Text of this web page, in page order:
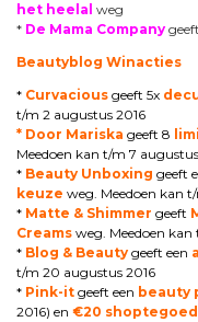
het heelal weg
* De Mama Company
Beautyblog Winacties
* Curvacious geeft 5x
t/m 2 augustus 2016
* Door Mariska geeft 8
Meedoen kan t/m 7
* Beauty Unboxing geeft
keuze weg. Meedoen kan
* Matte & Shimmer geeft
Creams weg. Meedoen kan
* Blog & Beauty geeft een
t/m 20 augustus 2016
* Pink-it geeft een beauty
2016) en €20